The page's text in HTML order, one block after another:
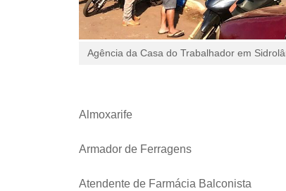
Agência da Casa do Trabalhador em
Almoxarife
Armador de Ferragens
Atendente de Farmácia Balconista